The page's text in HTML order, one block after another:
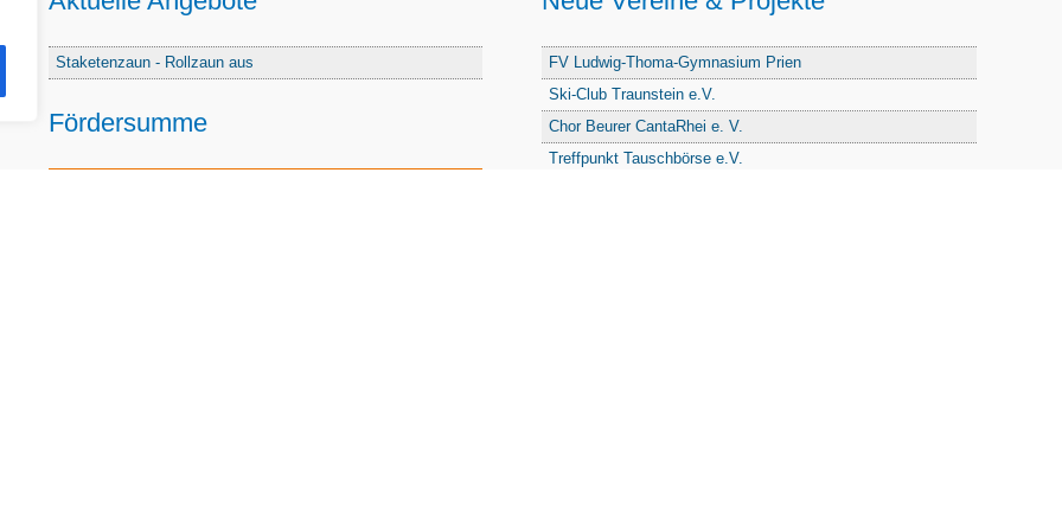
Staketenzaun - Rollzaun aus
Fördersumme
FV Ludwig-Thoma-Gymnasium Prien
Ski-Club Traunstein e.V.
Chor Beurer CantaRhei e. V.
Treffpunkt Tauschbörse e.V.